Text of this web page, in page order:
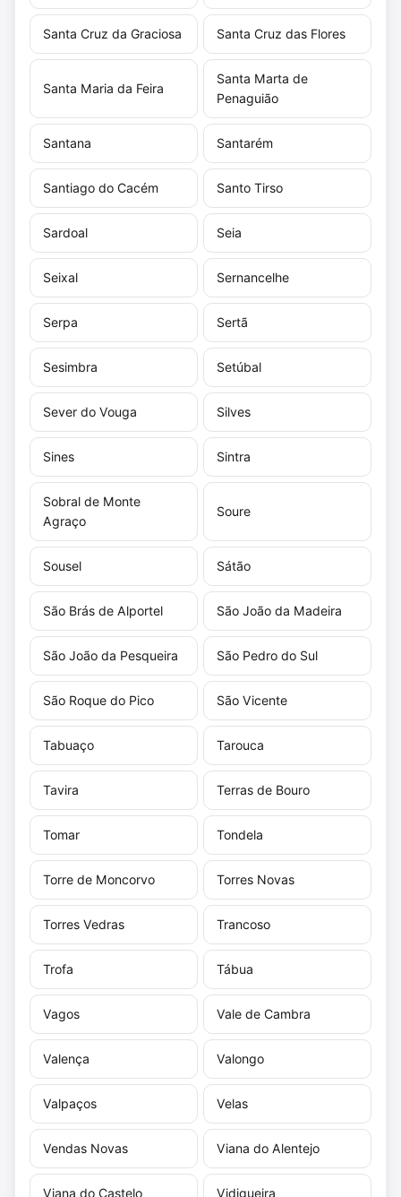
Santa Cruz da Graciosa Santa Cruz das Flores
Santa Maria da Feira
Santa Marta de
Penaguião
Santana Santarém
Santiago do Cacém Santo Tirso
Sardoal Seia
Seixal Sernancelhe
Serpa Sertã
Sesimbra Setúbal
Sever do Vouga Silves
Sines Sintra
Sobral de Monte
Agraço
Soure
Sousel Sátão
São Brás de Alportel São João da Madeira
São João da Pesqueira São Pedro do Sul
São Roque do Pico São Vicente
Tabuaço Tarouca
Tavira Terras de Bouro
Tomar Tondela
Torre de Moncorvo Torres Novas
Torres Vedras Trancoso
Trofa Tábua
Vagos Vale de Cambra
Valença Valongo
Valpaços Velas
Vendas Novas Viana do Alentejo
Viana do Castelo Vidigueira